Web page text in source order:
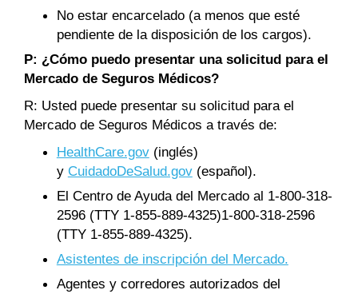
No estar encarcelado (a menos que esté
pendiente de la disposición de los cargos).
P: ¿Cómo puedo presentar una solicitud para el
Mercado de Seguros Médicos?
R: Usted puede presentar su solicitud para el
Mercado de Seguros Médicos a través de:
HealthCare.gov(inglés)
y CuidadoDeSalud.gov(español).
El Centro de Ayuda del Mercado al 1-800-318-
2596 (TTY 1-855-889-4325)1-800-318-2596
(TTY 1-855-889-4325).
Asistentes de inscripción del Mercado.
Agentes y corredores autorizados del